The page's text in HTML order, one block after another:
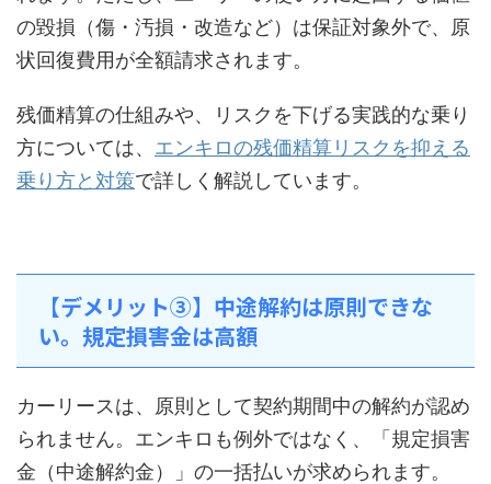
の毀損（傷・汚損・改造など）は保証対象外で、原
状回復費用が全額請求されます。
残価精算の仕組みや、リスクを下げる実践的な乗り
方については、 エンキロの残価精算リスクを抑える
乗り方と対策で詳しく解説しています。
【デメリット③】中途解約は原則できな
い。規定損害金は高額
カーリースは、原則として契約期間中の解約が認め
られません。エンキロも例外ではなく、「規定損害
金（中途解約金）」の一括払いが求められます。